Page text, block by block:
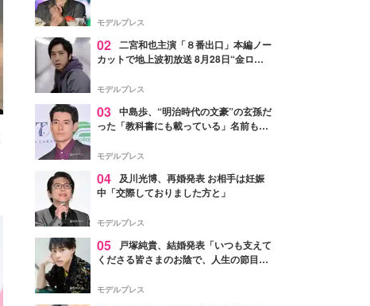
「かっこいい」と反響
モデルプレス
02 二宮和也主演「８番出口」本編ノー
カットで地上波初放送 8月28日“金ロ
モデルプレス
03 中島歩、“明治時代の文豪”の玄孫だ
った「教科書にも載っている」名前も先
モデルプレス
04 及川光博、再婚発表 お相手は妊娠
中「交際しておりました方と」
モデルプレス
05
戸塚純貴、結婚発表「いつも支えて
くださる皆さまのお陰で、人生の節目を
す」【全文】
モデルプレス